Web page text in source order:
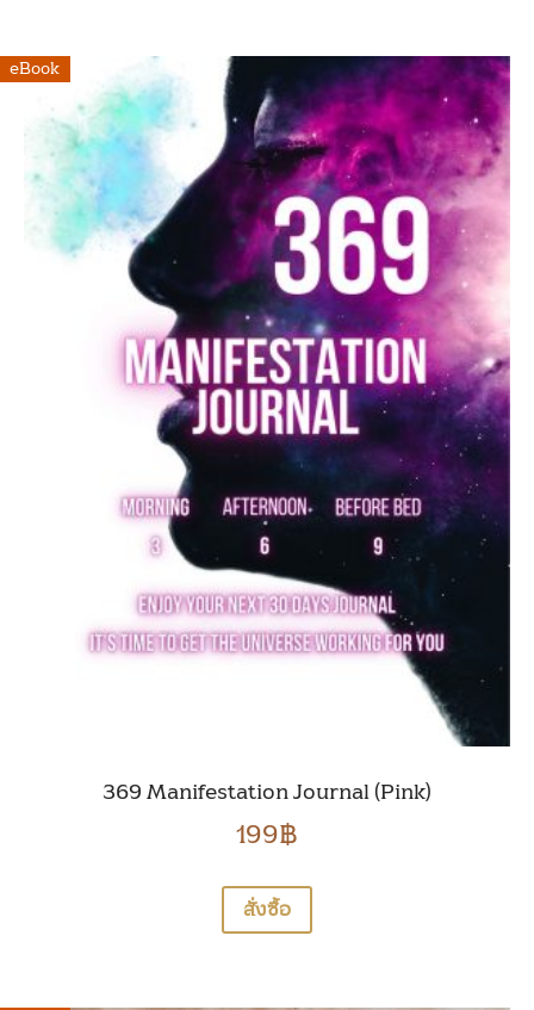
eBook
369 Manifestation Journal (Pink)
199฿
สั่งซื้อ